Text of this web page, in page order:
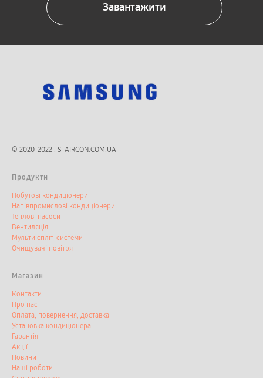
Завантажити
© 2020-2022 . S-AIRCON.COM.UA
Продукти
Побутові кондиціонери
Напівпромислові кондиціонери
Теплові насоси
Вентиляція
Мульти спліт-системи
Очищувачі повітря
Магазин
Контакти
Про нас
Оплата, повернення, доставка
Установка кондиціонера
Гарантія
Акції
Новини
Наші роботи